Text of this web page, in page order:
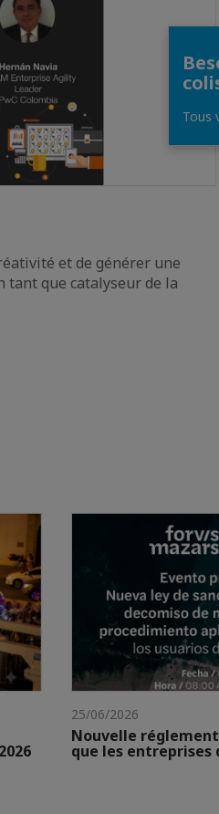
et de générer une
tant que catalyseur de la
25/06/2026
Nouvelle
que les entreprises
Tous